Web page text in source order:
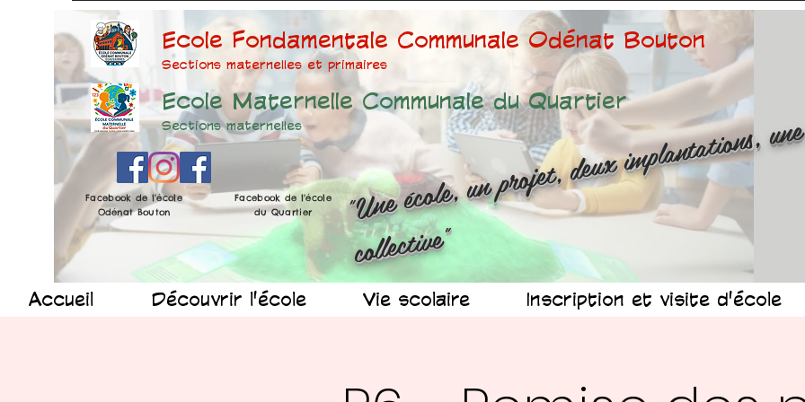
Ecole Fondamentale Communale Odénat Bouton
Sections maternelles et primaires
Ecole Maternelle Communale du Quartier
Sections maternelles ne
n
x
"
Facebook de l'école
Odénat Bouton
Facebook de l'école
du Quartier
Accueil Découvrir l'école Vie scolaire Inscription et visite d'école